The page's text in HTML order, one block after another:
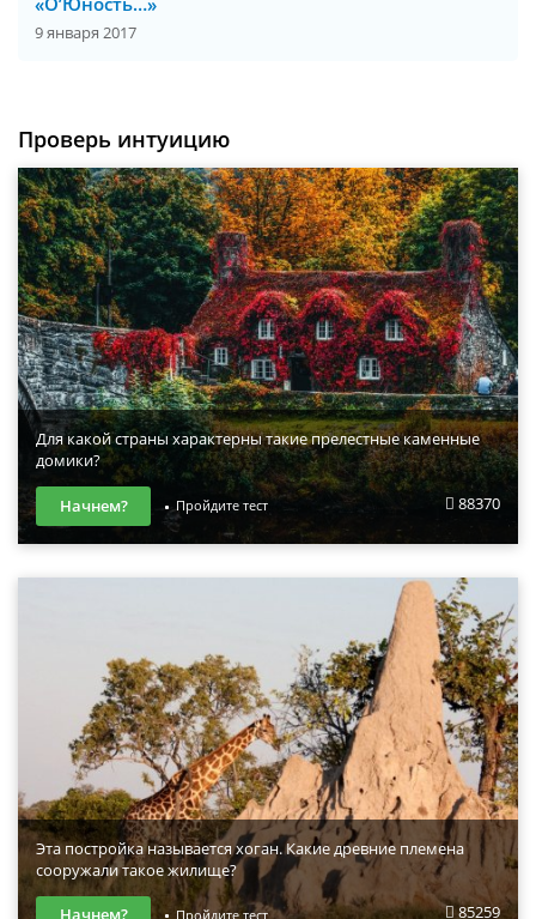
9 января 2017
Проверь интуицию
Для какой страны характерны такие прелестные каменные
домики?
88370
Начнем? Пройдите тест
Эта постройка называется хоган. Какие древние племена
сооружали такое жилище?
85259
Начнем? Пройдите тест